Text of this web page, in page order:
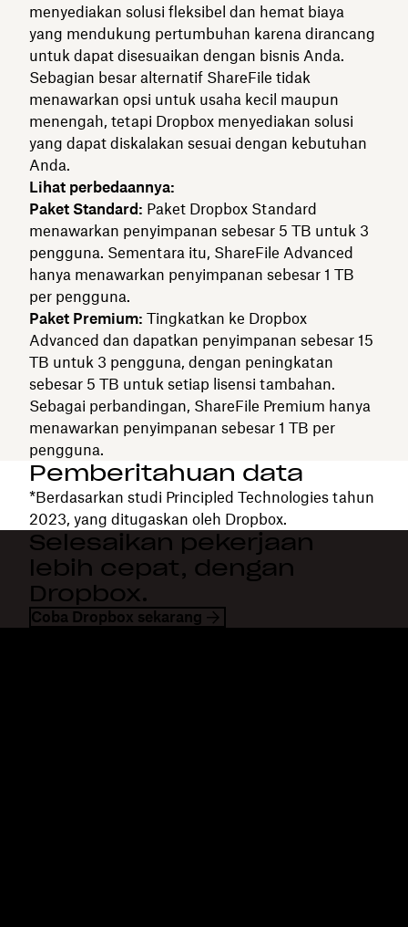
menyediakan solusi fleksibel dan hemat biaya
yang mendukung pertumbuhan karena dirancang
untuk dapat disesuaikan dengan bisnis Anda.
Sebagian besar alternatif ShareFile tidak
menawarkan opsi untuk usaha kecil maupun
menengah, tetapi Dropbox menyediakan solusi
yang dapat diskalakan sesuai dengan kebutuhan
Anda.
Lihat perbedaannya:
Paket Standard: Paket Dropbox Standard
menawarkan penyimpanan sebesar 5 TB untuk 3
pengguna. Sementara itu, ShareFile Advanced
hanya menawarkan penyimpanan sebesar 1 TB
per pengguna.
Paket Premium: Tingkatkan ke Dropbox
Advanced dan dapatkan penyimpanan sebesar 15
TB untuk 3 pengguna, dengan peningkatan
sebesar 5 TB untuk setiap lisensi tambahan.
Sebagai perbandingan, ShareFile Premium hanya
menawarkan penyimpanan sebesar 1 TB per
pengguna.
Pemberitahuan data
*Berdasarkan studi Principled Technologies tahun
2023, yang ditugaskan oleh Dropbox.
Selesaikan pekerjaan
lebih cepat, dengan
Dropbox.
Coba Dropbox sekarang